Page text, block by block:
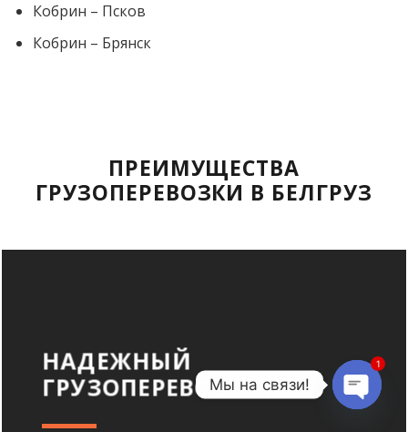
Кобрин – Псков
Кобрин – Брянск
ПРЕИМУЩЕСТВА
ГРУЗОПЕРЕВОЗКИ В БЕЛГРУЗ
НАДЕЖНЫЙ
ГРУЗОПЕРЕВОЗЧИК
Мы на связи!
1